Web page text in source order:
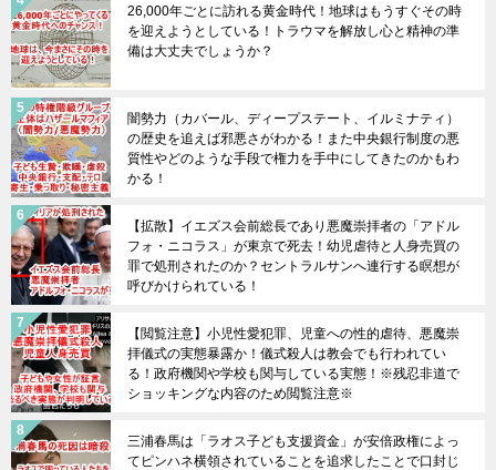
26,000年ごとに訪れる黄金時代！地球はもうすぐその時
を迎えようとしている！トラウマを解放し心と精神の準
備は大丈夫でしょうか？
闇勢力（カバール、ディープステート、イルミナティ）
の歴史を追えば邪悪さがわかる！また中央銀行制度の悪
質性やどのような手段で権力を手中にしてきたのかもわ
かる！
【拡散】イエズス会前総長であり悪魔崇拝者の「アドル
フォ・ニコラス」が東京で死去！幼児虐待と人身売買の
罪で処刑されたのか？セントラルサンへ連行する瞑想が
呼びかけられている！
【閲覧注意】小児性愛犯罪、児童への性的虐待、悪魔崇
拝儀式の実態暴露か！儀式殺人は教会でも行われてい
る！政府機関や学校も関与している実態！※残忍非道で
ショッキングな内容のため閲覧注意※
三浦春馬は「ラオス子ども支援資金」が安倍政権によっ
てピンハネ横領されていることを追求したことで口封じ